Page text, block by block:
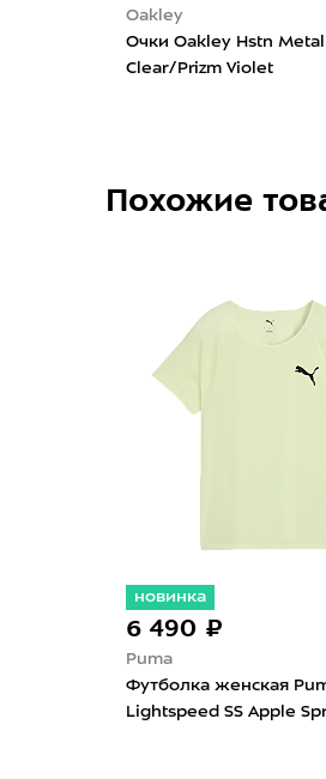
Rslv Matte Trans
Tungsten
Похожие
5 454 ₽9 090 ₽
UGLOW
Футболка женская UGLOW
Aero Tigerlily